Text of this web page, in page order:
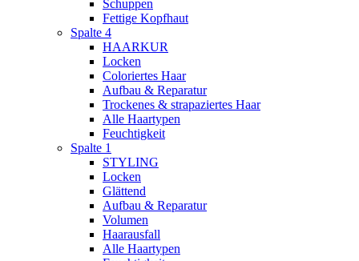
Schuppen
Fettige Kopfhaut
Spalte 4
HAARKUR
Locken
Coloriertes Haar
Aufbau & Reparatur
Trockenes & strapaziertes Haar
Alle Haartypen
Feuchtigkeit
Spalte 1
STYLING
Locken
Glättend
Aufbau & Reparatur
Volumen
Haarausfall
Alle Haartypen